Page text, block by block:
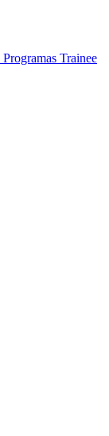
Programas Trainee